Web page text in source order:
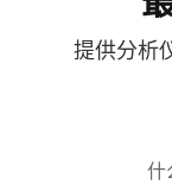
提供分析
什